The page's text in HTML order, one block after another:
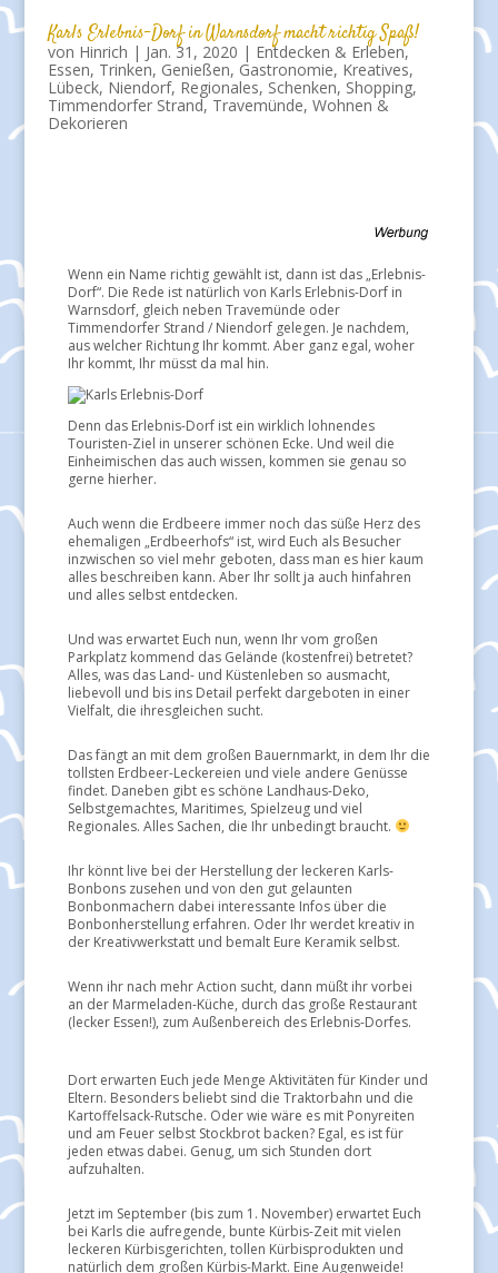
Karls Erlebnis-Dorf in Warnsdorf macht richtig Spaß!
von Hinrich | Jan. 31, 2020 | Entdecken & Erleben,
Essen, Trinken, Genießen, Gastronomie, Kreatives,
Lübeck, Niendorf, Regionales, Schenken, Shopping,
Timmendorfer Strand, Travemünde, Wohnen &
Dekorieren
Wenn ein Name richtig gewählt ist, dann ist das „Erlebnis-
Dorf“. Die Rede ist natürlich von Karls Erlebnis-Dorf in
Warnsdorf, gleich neben Travemünde oder
Timmendorfer Strand / Niendorf gelegen. Je nachdem,
aus welcher Richtung Ihr kommt. Aber ganz egal, woher
Ihr kommt, Ihr müsst da mal hin.
Denn das Erlebnis-Dorf ist ein wirklich lohnendes
Touristen-Ziel in unserer schönen Ecke. Und weil die
Einheimischen das auch wissen, kommen sie genau so
gerne hierher.
Auch wenn die Erdbeere immer noch das süße Herz des
ehemaligen „Erdbeerhofs“ ist, wird Euch als Besucher
inzwischen so viel mehr geboten, dass man es hier kaum
alles beschreiben kann. Aber Ihr sollt ja auch hinfahren
und alles selbst entdecken.
Und was erwartet Euch nun, wenn Ihr vom großen
Parkplatz kommend das Gelände (kostenfrei) betretet?
Alles, was das Land- und Küstenleben so ausmacht,
liebevoll und bis ins Detail perfekt dargeboten in einer
Vielfalt, die ihresgleichen sucht.
Das fängt an mit dem großen Bauernmarkt, in dem Ihr die
tollsten Erdbeer-Leckereien und viele andere Genüsse
findet. Daneben gibt es schöne Landhaus-Deko,
Selbstgemachtes, Maritimes, Spielzeug und viel
Regionales. Alles Sachen, die Ihr unbedingt braucht.
Ihr könnt live bei der Herstellung der leckeren Karls-
Bonbons zusehen und von den gut gelaunten
Bonbonmachern dabei interessante Infos über die
Bonbonherstellung erfahren. Oder Ihr werdet kreativ in
der Kreativwerkstatt und bemalt Eure Keramik selbst.
Wenn ihr nach mehr Action sucht, dann müßt ihr vorbei
an der Marmeladen-Küche, durch das große Restaurant
(lecker Essen!), zum Außenbereich des Erlebnis-Dorfes.
Dort erwarten Euch jede Menge Aktivitäten für Kinder und
Eltern. Besonders beliebt sind die Traktorbahn und die
Kartoffelsack-Rutsche. Oder wie wäre es mit Ponyreiten
und am Feuer selbst Stockbrot backen? Egal, es ist für
jeden etwas dabei. Genug, um sich Stunden dort
aufzuhalten.
​Jetzt im September (bis zum 1. November) erwartet Euch
bei Karls die aufregende, bunte Kürbis-Zeit mit vielen
leckeren Kürbisgerichten, tollen Kürbisprodukten und
natürlich dem großen Kürbis-Markt. Eine Augenweide!